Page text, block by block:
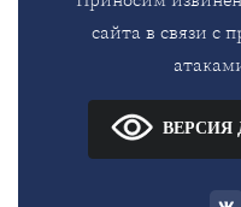
сайта в связи с
ВЕРСИЯ